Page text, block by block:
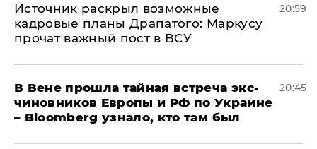
​Источник раскрыл возможные
кадровые планы Драпатого: Маркусу
прочат важный пост в ВСУ
20:59
В Вене прошла тайная встреча экс-
чиновников Европы и РФ по Украине
– Bloomberg узнало, кто там был
20:45